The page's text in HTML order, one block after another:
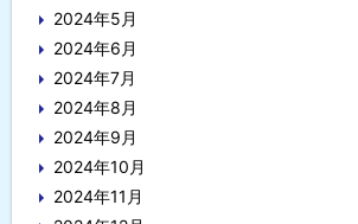
2024年5月
2024年6月
2024年7月
2024年8月
2024年9月
2024年10月
2024年11月